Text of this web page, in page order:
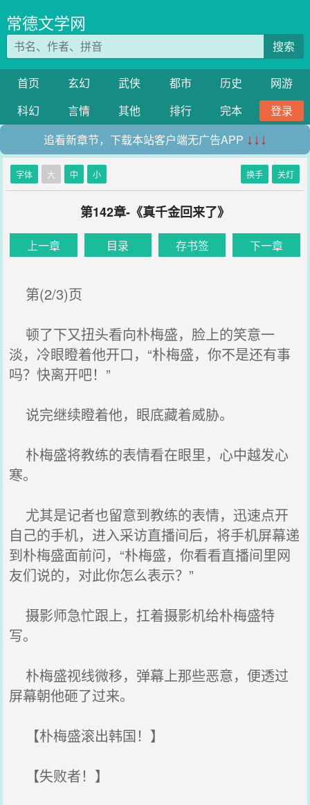
常德文学网
搜索
首页 玄幻 武侠 都市 历史
网游
科幻
言情 其他 排行 完本
登录
追看新章节，下载本站客户端无广告APP ↓↓↓
字体 大 中 小 换手 关灯
第142章-《真千金回来了》
上一章 目录 存书签 下一章
第(2/3)页
顿了下又扭头看向朴梅盛，脸上的笑意一
淡，冷眼瞪着他开口，“朴梅盛，你不是还有事
吗？快离开吧！”
说完继续瞪着他，眼底藏着威胁。
朴梅盛将教练的表情看在眼里，心中越发心
寒。
尤其是记者也留意到教练的表情，迅速点开
自己的手机，进入采访直播间后，将手机屏幕递
到朴梅盛面前问，“朴梅盛，你看看直播间里网
友们说的，对此你怎么表示？”
摄影师急忙跟上，扛着摄影机给朴梅盛特
写。
朴梅盛视线微移，弹幕上那些恶意，便透过
屏幕朝他砸了过来。
【朴梅盛滚出韩国！】
【失败者！】